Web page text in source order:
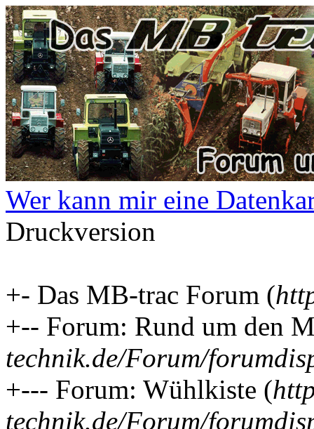
Wer kann mir eine
Druckversion
+- Das MB-trac Forum (
+-- Forum: Rund um den
technik.de/Forum/
+--- Forum: Wühlkiste (
technik.de/Forum/